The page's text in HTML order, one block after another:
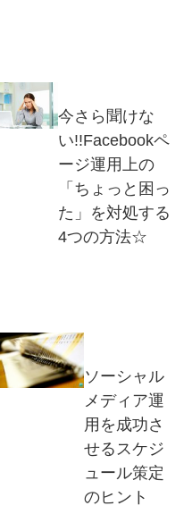
今さら聞けな
い!!Facebookペ
ージ運用上の
「ちょっと困っ
た」を対処する
4つの方法☆
ソーシャル
メディア運
用を成功さ
せるスケジ
ュール策定
のヒント